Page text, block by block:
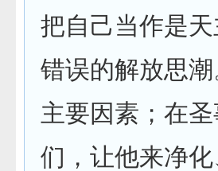
把自己当作是
错误的解放思
主要因素；在
们，让他来净